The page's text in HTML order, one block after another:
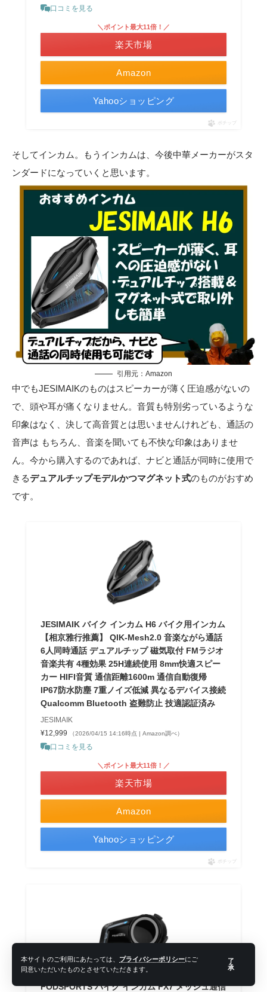
本サイトのご利用にあたっては、 プライバシーポリシーにご
同意いただいたものとさせていただきます。
了
承
口コミを見る
Amazon
＼ポイント最大11倍！／
楽天市場
Yahooショッピング
ポチップ
そしてインカム。もうインカムは、今後中華メーカーがスタ
ンダードになっていくと思います。
引用元： Amazon
中でもJESIMAIKのものはスピーカーが薄く圧迫感がないの
で、頭や耳が痛くなりません。音質も特別劣っているような
印象はなく、決して高音質とは思いませんけれども、通話の
音声は もちろん、音楽を聞いても不快な印象はありませ
ん。今から購入するのであれば、ナビと通話が同時に使用で
きるデュアルチップモデルかつマグネット式のものがおすめ
です。
JESIMAIK バイク インカム H6 バイク用インカム
【相京雅行推薦】 QIK-Mesh2.0 音楽ながら通話
6人同時通話 デュアルチップ 磁気取付 FMラジオ
音楽共有 4種効果 25H連続使用 8mm快適スピー
カー HIFI音質 通信距離1600m 通信自動復帰
IP67防水防塵 7重ノイズ低減 異なるデバイス接続
Qualcomm Bluetooth 盗難防止 技適認証済み
JESIMAIK
¥12,999
（2026/04/15 14:16時点 | Amazon調べ）
口コミを見る
Amazon
＼ポイント最大11倍！／
楽天市場
Yahooショッピング
ポチップ
FODSPORTS バイク インカム FX7 メッシュ通信